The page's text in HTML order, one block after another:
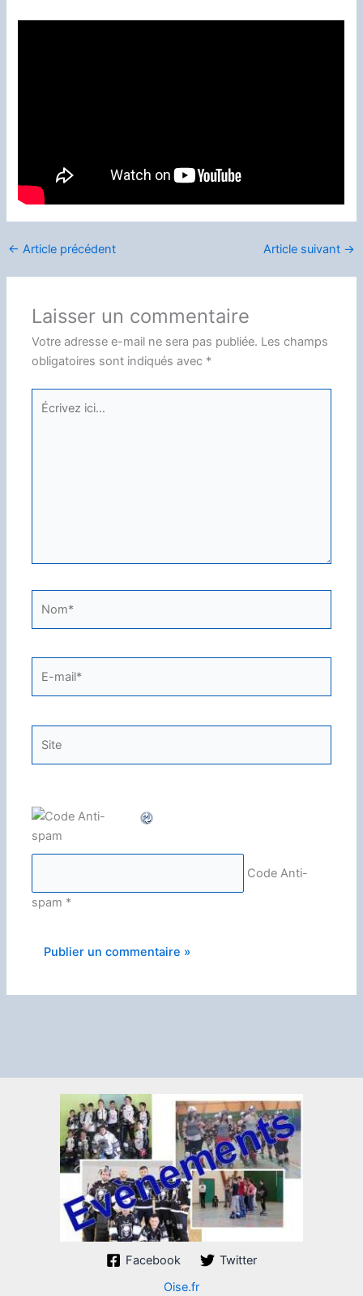
← Article précédent Article suivant →
Laisser un commentaire
Votre adresse e-mail ne sera pas publiée. Les champs
obligatoires sont indiqués avec *
Écrivez
ici…
Code Anti-
spam *
Facebook
Twitter
Oise.fr